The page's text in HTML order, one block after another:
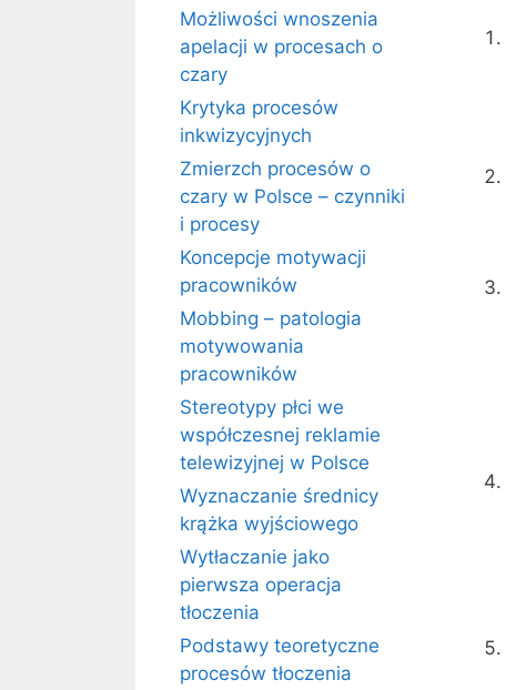
Możliwości wnoszenia
apelacji w procesach o
czary
Krytyka procesów
inkwizycyjnych
Zmierzch procesów o
czary w Polsce – czynniki
i procesy
Koncepcje motywacji
pracowników
Mobbing – patologia
motywowania
pracowników
Stereotypy płci we
współczesnej reklamie
telewizyjnej w Polsce
Wyznaczanie średnicy
krążka wyjściowego
Wytłaczanie jako
pierwsza operacja
tłoczenia
Podstawy teoretyczne
procesów tłoczenia